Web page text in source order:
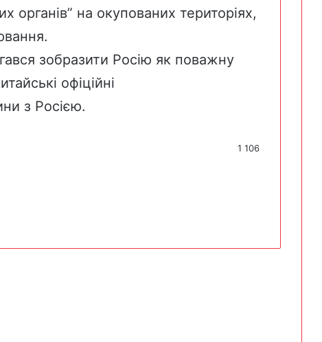
органів” на окупованих територіях,
зобразити Росію як поважну
офіційні
з Росією.
1 106